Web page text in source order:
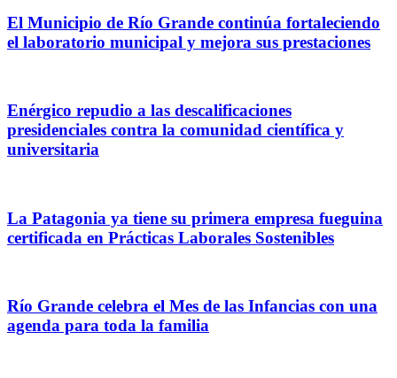
El Municipio de Río Grande continúa fortaleciendo
el laboratorio municipal y mejora sus prestaciones
Enérgico repudio a las descalificaciones
presidenciales contra la comunidad científica y
universitaria
La Patagonia ya tiene su primera empresa fueguina
certificada en Prácticas Laborales Sostenibles
Río Grande celebra el Mes de las Infancias con una
agenda para toda la familia